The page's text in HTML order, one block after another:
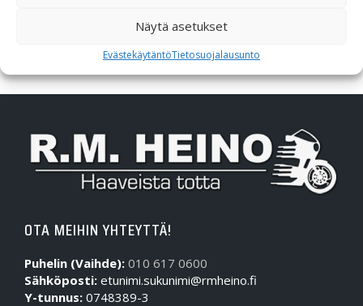
Näytä asetukset
EvästekäytäntöTietosuojalausunto
Varaosat/Sekalaiset
OTA MEIHIN YHTEYTTÄ!
Puhelin (Vaihde): 010 617 0600
Sähköposti: etunimi.sukunimi@rmheino.fi
Y-tunnus: 0748389-3